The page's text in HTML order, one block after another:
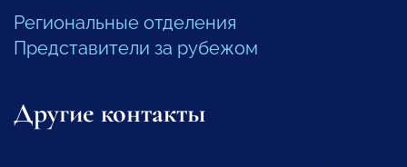
Региональные отделения
Представители за рубежом
Другие контакты